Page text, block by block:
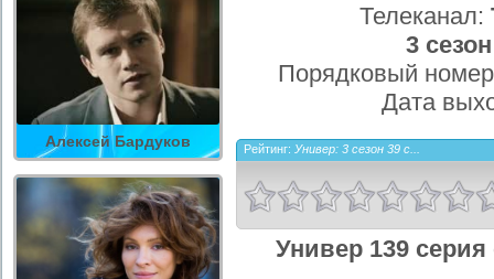
Алексей Бардуков
Телеканал:
3 сезон
Порядковый
Дата
Рейтинг: Универ: 3 сезон 39 с...
Универ 139